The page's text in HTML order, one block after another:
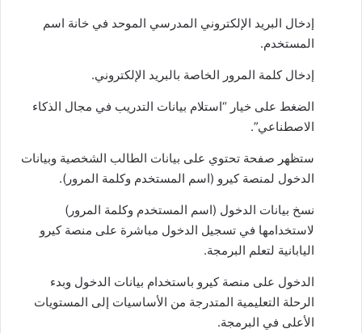
إدخال البريد الإلكتروني المدرسي الموحد في خانة اسم
المستخدم.
إدخال كلمة المرور الخاصة بالبريد الإلكتروني.
الضغط على خيار “استلام بيانات التدريب في مجال الذكاء
الاصطناعي”.
ستظهر صفحة تحتوي على بيانات الطالب الشخصية وبيانات
الدخول لمنصة كيرو (اسم المستخدم وكلمة المرور).
نسخ بيانات الدخول (اسم المستخدم وكلمة المرور)
لاستخدامها في تسجيل الدخول مباشرة على منصة كيرو
اليابانية لتعلم البرمجة.
الدخول على منصة كيرو باستخدام بيانات الدخول وبدء
الرحلة التعليمية المتدرجة من الأساسيات إلى المستويات
الأعلى في البرمجة.